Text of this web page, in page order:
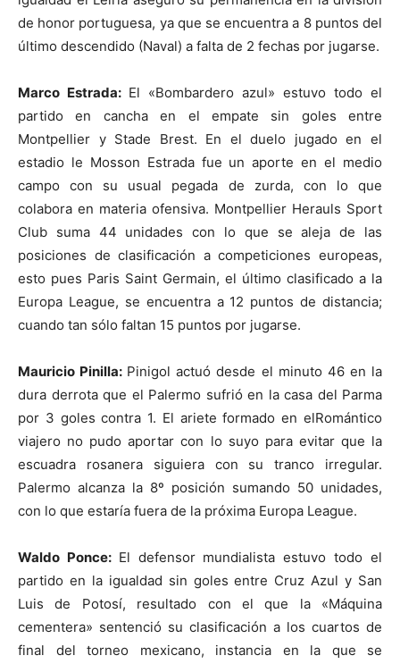
de honor portuguesa, ya que se encuentra a 8 puntos del
último descendido (Naval) a falta de 2 fechas por jugarse.
Marco Estrada: El «Bombardero azul» estuvo todo el
partido en cancha en el empate sin goles entre
Montpellier y Stade Brest. En el duelo jugado en el
estadio le Mosson Estrada fue un aporte en el medio
campo con su usual pegada de zurda, con lo que
colabora en materia ofensiva. Montpellier Herauls Sport
Club suma 44 unidades con lo que se aleja de las
posiciones de clasificación a competiciones europeas,
esto pues Paris Saint Germain, el último clasificado a la
Europa League, se encuentra a 12 puntos de distancia;
cuando tan sólo faltan 15 puntos por jugarse.
Mauricio Pinilla: Pinigol actuó desde el minuto 46 en la
dura derrota que el Palermo sufrió en la casa del Parma
por 3 goles contra 1. El ariete formado en elRomántico
viajero no pudo aportar con lo suyo para evitar que la
escuadra rosanera siguiera con su tranco irregular.
Palermo alcanza la 8º posición sumando 50 unidades,
con lo que estaría fuera de la próxima Europa League.
Waldo Ponce: El defensor mundialista estuvo todo el
partido en la igualdad sin goles entre Cruz Azul y San
Luis de Potosí, resultado con el que la «Máquina
cementera» sentenció su clasificación a los cuartos de
final del torneo mexicano, instancia en la que se